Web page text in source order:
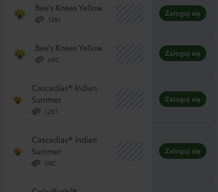
Bee’s Knees Yellow
1281
Zaloguj się
Bee’s Knees Yellow
URC
Zaloguj się
Cascadias® Indian
Summer
1281
Zaloguj się
Cascadias® Indian
Summer
URC
Zaloguj się